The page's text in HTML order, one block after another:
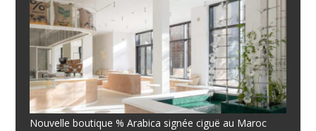
Nouvelle boutique % Arabica signée ciguë au Maroc